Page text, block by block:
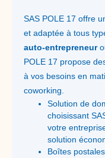
SAS POLE 17 offre
et adaptée à tous
auto-entrepreneur
POLE 17 propose
à vos besoins en
coworking.
Solution de
choisissant
votre
solution
Boîtes